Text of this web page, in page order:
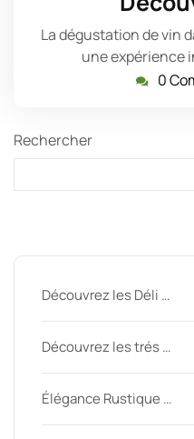
La dégustation de vin
une expérience
0
Rechercher
Découvrez les Déli …
Découvrez les trés …
Élégance Rustique …